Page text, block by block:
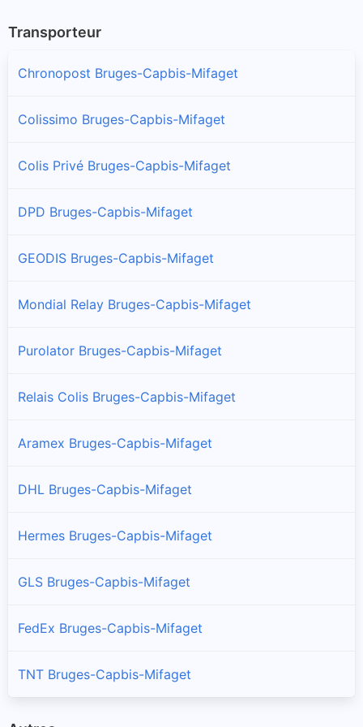
Transporteur
Chronopost Bruges-Capbis-Mifaget
Colissimo Bruges-Capbis-Mifaget
Colis Privé Bruges-Capbis-Mifaget
DPD Bruges-Capbis-Mifaget
GEODIS Bruges-Capbis-Mifaget
Mondial Relay Bruges-Capbis-Mifaget
Purolator Bruges-Capbis-Mifaget
Relais Colis Bruges-Capbis-Mifaget
Aramex Bruges-Capbis-Mifaget
DHL Bruges-Capbis-Mifaget
Hermes Bruges-Capbis-Mifaget
GLS Bruges-Capbis-Mifaget
FedEx Bruges-Capbis-Mifaget
TNT Bruges-Capbis-Mifaget